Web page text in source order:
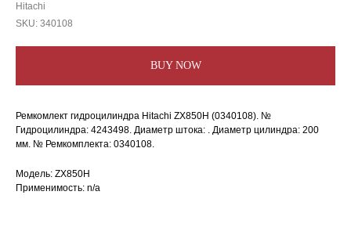
Hitachi
SKU: 340108
BUY NOW
Ремкомлект гидроцилиндра Hitachi ZX850H (0340108). №
Гидроцилиндра: 4243498. Диаметр штока: . Диаметр цилиндра: 200
мм. № Ремкомплекта: 0340108.
Модель: ZX850H
Применимость: n/a